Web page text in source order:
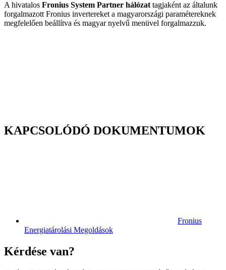
A hivatalos Fronius System Partner hálózat tagjaként az általunk
forgalmazott Fronius invertereket a magyarországi paramétereknek
megfelelően beállítva és magyar nyelvű menüvel forgalmazzuk.
KAPCSOLÓDÓ DOKUMENTUMOK
Fronius
Energiatárolási Megoldások
Kérdése van?